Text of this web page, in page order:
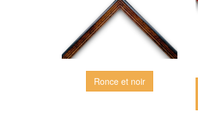
Ronce et noir